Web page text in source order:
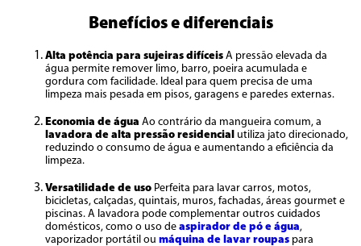
Benefícios e diferenciais
Alta potência para sujeiras difíceis A pressão elevada da
água permite remover limo, barro, poeira acumulada e
gordura com facilidade. Ideal para quem precisa de uma
limpeza mais pesada em pisos, garagens e paredes externas.
Economia de água Ao contrário da mangueira comum, a
lavadora de alta pressão residencial utiliza jato direcionado,
reduzindo o consumo de água e aumentando a eficiência da
limpeza.
Versatilidade de uso Perfeita para lavar carros, motos,
bicicletas, calçadas, quintais, muros, fachadas, áreas gourmet e
piscinas. A lavadora pode complementar outros cuidados
domésticos, como o uso de aspirador de pó e água,
vaporizador portátil ou máquina de lavar roupas para